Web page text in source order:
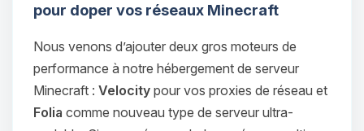
pour doper vos réseaux Minecraft
Nous venons d’ajouter deux gros moteurs de
performance à notre hébergement de serveur
Minecraft : Velocity pour vos proxies de réseau et
Folia comme nouveau type de serveur ultra-